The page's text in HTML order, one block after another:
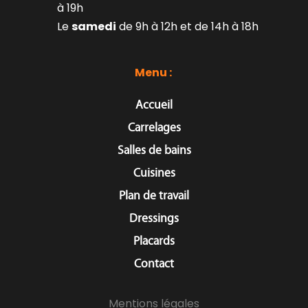
Menu :
Accueil
Carrelages
Salles de bains
Cuisines
Plan de travail
Dressings
Placards
Contact
à 19h
Le samedi de 9h à 12h et de 14h à 18h
Mentions légales